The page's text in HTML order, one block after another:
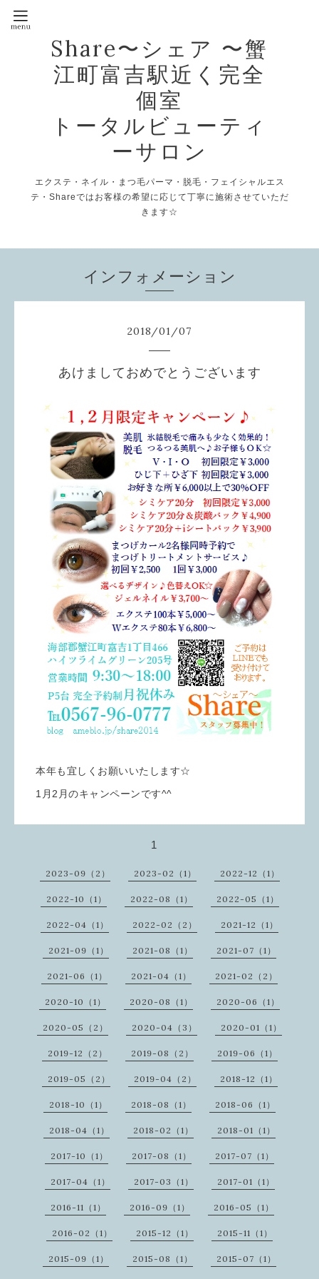
Share〜シェア 〜蟹
江町富吉駅近く完全
個室
トータルビューティ
ーサロン
エクステ・ネイル・まつ毛パーマ・脱毛・フェイシャルエス
テ・Shareではお客様の希望に応じて丁寧に施術させていただ
きます☆
インフォメーション
2018/01/07
あけましておめでとうございます
本年も宜しくお願いいたします☆
1月2月のキャンペーンです^^
1
2023-09（2） 2023-02（1） 2022-12（1）
2022-10（1） 2022-08（1） 2022-05（1）
2022-04（1） 2022-02（2） 2021-12（1）
2021-09（1） 2021-08（1） 2021-07（1）
2021-06（1） 2021-04（1） 2021-02（2）
2020-10（1） 2020-08（1） 2020-06（1）
2020-05（2） 2020-04（3） 2020-01（1）
2019-12（2） 2019-08（2） 2019-06（1）
2019-05（2） 2019-04（2） 2018-12（1）
2018-10（1） 2018-08（1） 2018-06（1）
2018-04（1） 2018-02（1） 2018-01（1）
2017-10（1） 2017-08（1） 2017-07（1）
2017-04（1） 2017-03（1） 2017-01（1）
2016-11（1） 2016-09（1） 2016-05（1）
2016-02（1） 2015-12（1） 2015-11（1）
2015-09（1） 2015-08（1） 2015-07（1）